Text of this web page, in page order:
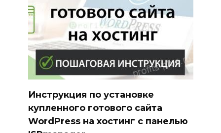
Инструкция по установке
купленного готового сайта
WordPress на хостинг с панелью